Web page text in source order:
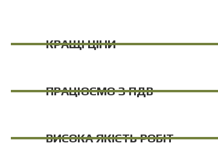
КРАЩІ ЦІНИ
ПРАЦЮЄМО З ПДВ
ВИСОКА ЯКІСТЬ РОБІТ